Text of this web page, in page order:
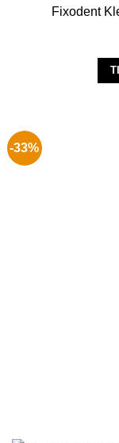
Fixodent
-33%